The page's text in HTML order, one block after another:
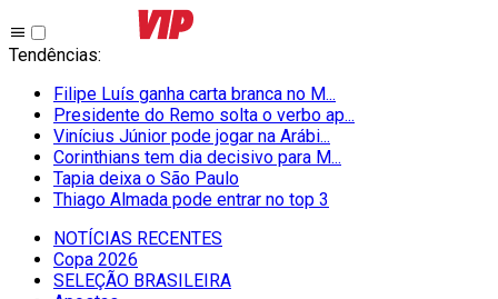
Tendências:
Filipe Luís ganha carta branca no M...
Presidente do Remo solta o verbo ap...
Vinícius Júnior pode jogar na Arábi...
Corinthians tem dia decisivo para M...
Tapia deixa o São Paulo
Thiago Almada pode entrar no top 3
NOTÍCIAS RECENTES
Copa 2026
SELEÇÃO BRASILEIRA